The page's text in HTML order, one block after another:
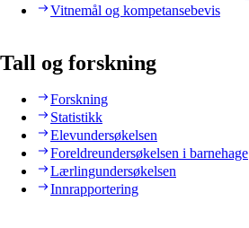
Vitnemål og kompetansebevis
Tall og forskning
Forskning
Statistikk
Elevundersøkelsen
Foreldreundersøkelsen i barnehage
Lærlingundersøkelsen
Innrapportering